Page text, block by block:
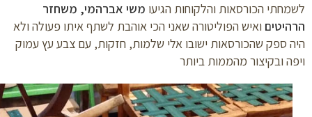
הכורסאות והלקוחות הגיעומשי אברהמי, משחזר
ואיש הפוליטורה שאני הכי אוהבת לשתף איתו פעולה ולא
ספק שהכורסאות ישובו אלי שלמות, חזקות, עם צבע עץ עמוק
ובקיצור מהממות ביותר